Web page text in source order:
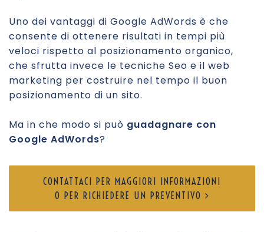
Uno dei vantaggi di Google AdWords è che
consente di ottenere risultati in tempi più
veloci rispetto al posizionamento organico,
che sfrutta invece le tecniche Seo e il web
marketing per costruire nel tempo il buon
posizionamento di un sito.
Ma in che modo si può guadagnare con
Google AdWords?
CONTATTACI PER MAGGIORI INFORMAZIONI
O PER RICHIEDERE UN PREVENTIVO